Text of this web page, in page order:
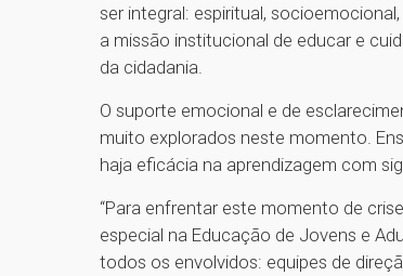
ser integral: espiritual,
a missão institucional de educar e
da cidadania.
O suporte emocional e de
muito explorados neste momento.
haja eficácia na aprendizagem com
“Para enfrentar este momento de
especial na Educação de Jovens e
todos os envolvidos: equipes de